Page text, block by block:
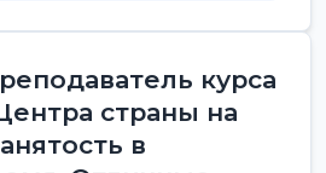
курса
страны на
в